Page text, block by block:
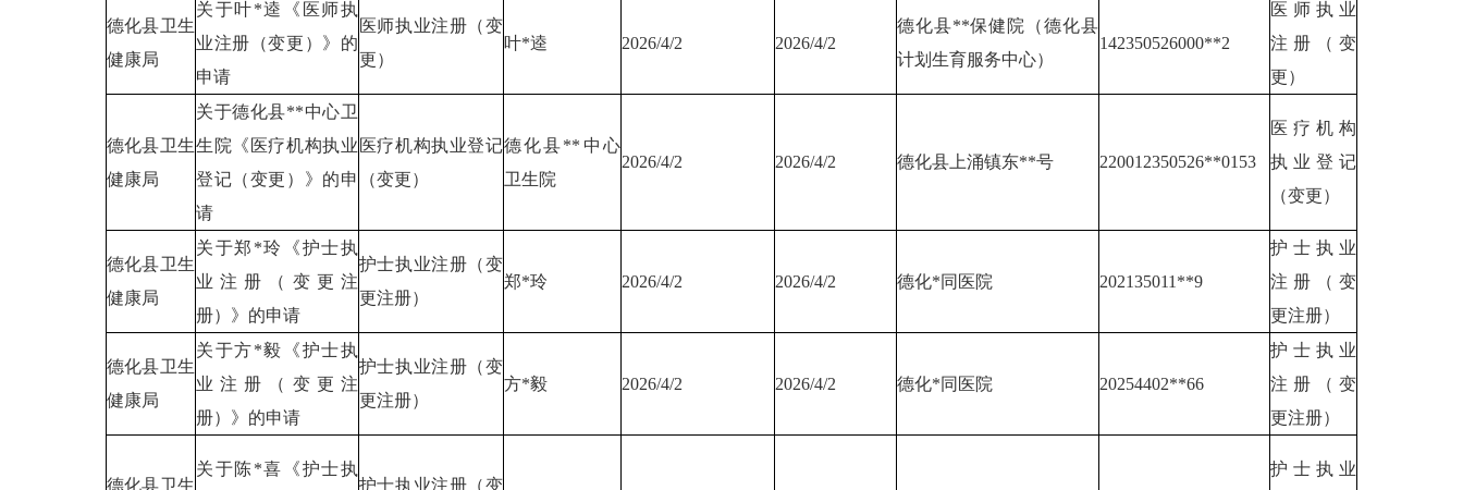
德化县卫生
健康局
关于叶*逵《医师执
业注册（变更）》的
申请
医师执业注册（变
更）
叶*逵 2026/4/2 2026/4/2
德化县**保健院（德化县
计划生育服务中心）
142350526000**2
医师执业
注册（变
更）
德化县卫生
健康局
关于德化县**中心卫
生院《医疗机构执业
登记（变更）》的申
请
医疗机构执业登记
（变更）
德化县**中心
卫生院
2026/4/2 2026/4/2 德化县上涌镇东**号 220012350526**0153
医疗机构
执业登记
（变更）
德化县卫生
健康局
关于郑*玲《护士执
业注册（变更注
册）》的申请
护士执业注册（变
更注册）
郑*玲 2026/4/2 2026/4/2 德化*同医院 202135011**9
护士执业
注册（变
更注册）
德化县卫生
健康局
关于方*毅《护士执
业注册（变更注
册）》的申请
护士执业注册（变
更注册）
方*毅 2026/4/2 2026/4/2 德化*同医院 20254402**66
护士执业
注册（变
更注册）
德化县卫生
关于陈*喜《护士执
护士执业注册（变
护士执业